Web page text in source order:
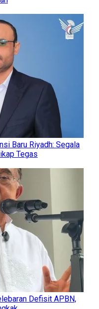
Baru Riyadh: Segala
Tegas
Defisit APBN,